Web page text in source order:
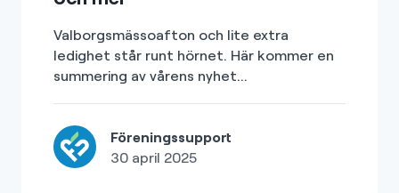
Valborgsmässoafton och lite extra
ledighet står runt hörnet. Här kommer en
summering av vårens nyhet...
Föreningssupport
30 april 2025